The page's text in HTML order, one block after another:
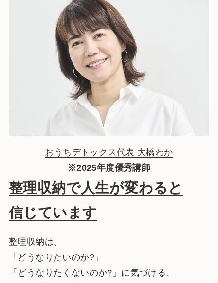
おうちデトックス代表 大橋わか
※2025年度優秀講師
整理収納で人生が変わると
信じています
整理収納は、
「どうなりたいのか?」
「どうなりたくないのか?」に気づける、